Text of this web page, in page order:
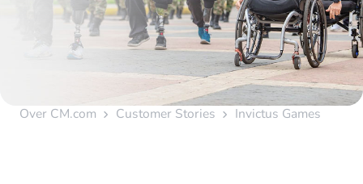
Over CM.com Customer Stories Invictus Games